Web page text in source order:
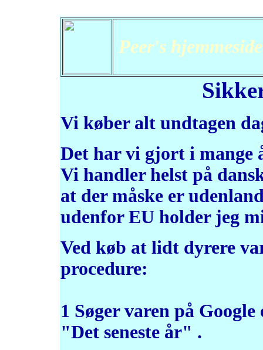
Peer's hjemmeside
Vi køber alt undtagen
Det har vi gjort i mange
Vi handler helst på
at der måske er
udenfor EU holder jeg
Ved køb at lidt dyrere
procedure:
1 Søger varen på
"Det seneste år" .